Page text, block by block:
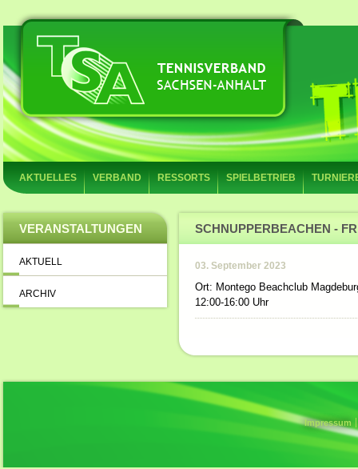
AKTUELLES VERBAND RESSORTS SPIELBETRIEB
VERANSTALTUNGEN
AKTUELL
ARCHIV
SCHNUPPERBEACHEN -
03. September 2023
Ort: Montego Beachclub
12:00-16:00 Uhr
Impressum